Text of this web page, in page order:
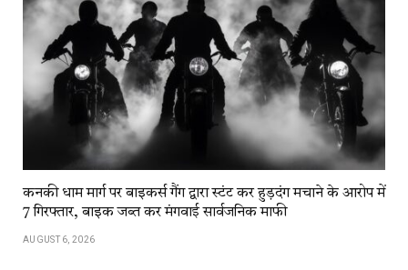
कनकी धाम मार्ग पर बाइकर्स गैंग द्वारा स्टंट कर हुड़दंग मचाने के आरोप में
7 गिरफ्तार, बाइक जब्त कर मंगवाई सार्वजनिक माफी
AUGUST 6, 2026